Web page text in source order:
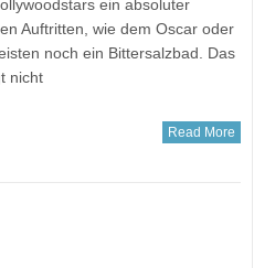
ein absoluter
Auftritten, wie dem Oscar oder
noch ein Bittersalzbad. Das
nicht
Read More